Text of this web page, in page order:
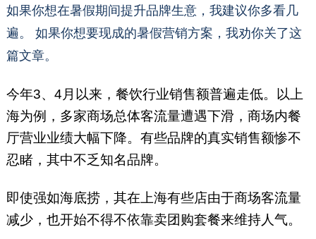
样、蘇小柳点心专门店、陈记顺
和、潮牛海记、九龙珠餐饮、伊
如果你想在暑假期间提升品牌生意，我建议你多看几
遍。 如果你想要现成的暑假营销方案，我劝你关了这
篇文章。
今年3、4月以来，餐饮行业销售额普遍走低。以上
海为例，多家商场总体客流量遭遇下滑，商场内餐
厅营业业绩大幅下降。有些品牌的真实销售额惨不
忍睹，其中不乏知名品牌。
即使强如海底捞，其在上海有些店由于商场客流量
减少，也开始不得不依靠卖团购套餐来维持人气。